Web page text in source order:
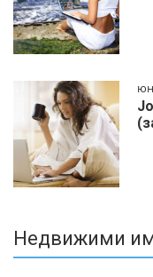
Недвижими